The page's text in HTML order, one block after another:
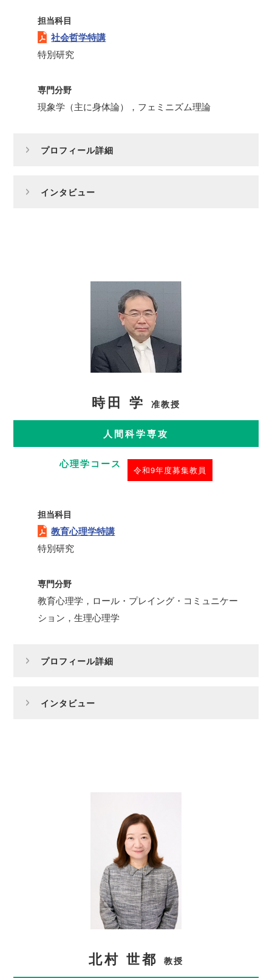
担当科目
社会哲学特講
特別研究
専門分野
現象学（主に身体論），フェミニズム理論
プロフィール詳細
インタビュー
時田 学 准教授
人間科学専攻
心理学コース 令和9年度募集教員
担当科目
教育心理学特講
特別研究
専門分野
教育心理学，ロール・プレイング・コミュニケー
ション，生理心理学
プロフィール詳細
インタビュー
北村 世都 教授